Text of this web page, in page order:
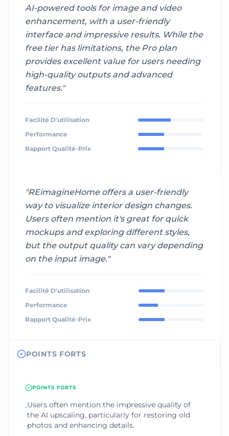
AI-powered tools for image and video
enhancement, with a user-friendly
interface and impressive results. While the
free tier has limitations, the Pro plan
provides excellent value for users needing
high-quality outputs and advanced
features."
Facilité D'utilisation
Performance
Rapport Qualité-Prix
"REimagineHome offers a user-friendly
way to visualize interior design changes.
Users often mention it's great for quick
mockups and exploring different styles,
but the output quality can vary depending
on the input image."
Facilité D'utilisation
Performance
Rapport Qualité-Prix
POINTS FORTS
POINTS FORTS
•Users often mention the impressive quality of
the AI upscaling, particularly for restoring old
photos and enhancing details.